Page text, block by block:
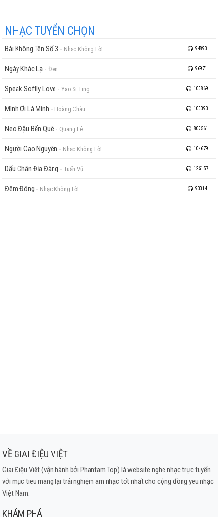
NHẠC TUYỂN CHỌN
Bài Không Tên Số 3 - Nhạc Không Lời 94893
Ngày Khác Lạ - Đen 96971
Speak Softly Love - Yao Si Ting 103869
Mình Ơi Là Mình - Hoàng Châu 103393
Neo Đậu Bến Quê - Quang Lê 802561
Người Cao Nguyên - Nhạc Không Lời 104679
Dấu Chân Địa Đàng - Tuấn Vũ 125157
Đêm Đông - Nhạc Không Lời 93314
VỀ GIAI ĐIỆU VIỆT
Giai Điệu Việt (vận hành bởi Phantam Top) là website nghe nhạc trực tuyến
với mục tiêu mang lại trải nghiệm âm nhạc tốt nhất cho cộng đồng yêu nhạc
Việt Nam.
KHÁM PHÁ